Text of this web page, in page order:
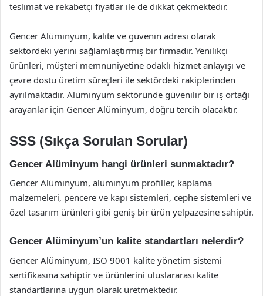
teslimat ve rekabetçi fiyatlar ile de dikkat çekmektedir.
Gencer Alüminyum, kalite ve güvenin adresi olarak
sektördeki yerini sağlamlaştırmış bir firmadır. Yenilikçi
ürünleri, müşteri memnuniyetine odaklı hizmet anlayışı ve
çevre dostu üretim süreçleri ile sektördeki rakiplerinden
ayrılmaktadır. Alüminyum sektöründe güvenilir bir iş ortağı
arayanlar için Gencer Alüminyum, doğru tercih olacaktır.
SSS (Sıkça Sorulan Sorular)
Gencer Alüminyum hangi ürünleri sunmaktadır?
Gencer Alüminyum, alüminyum profiller, kaplama
malzemeleri, pencere ve kapı sistemleri, cephe sistemleri ve
özel tasarım ürünleri gibi geniş bir ürün yelpazesine sahiptir.
Gencer Alüminyum’un kalite standartları nelerdir?
Gencer Alüminyum, ISO 9001 kalite yönetim sistemi
sertifikasına sahiptir ve ürünlerini uluslararası kalite
standartlarına uygun olarak üretmektedir.